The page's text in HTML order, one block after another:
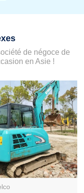
de négoce de
en Asie !